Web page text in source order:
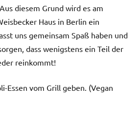
diesem Grund wird es am
Haus in Berlin ein
uns gemeinsam Spaß haben und
dass wenigstens ein Teil der
reinkommt!
Essen vom Grill geben. (Vegan